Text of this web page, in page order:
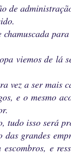
de
para
viemos de lá
vez a ser mais
e o mesmo
tudo isso será
grandes
e